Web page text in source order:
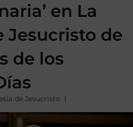
en La
Jesucristo de
de los
de Jesucristo